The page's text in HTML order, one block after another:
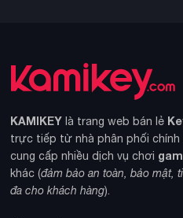
KAMIKEY là trang web bán lẻ
trực tiếp từ nhà phân phối
cung cấp nhiều dịch vụ chơi
khác (đảm bảo an toàn, bảo mật,
đa cho khách hàng).